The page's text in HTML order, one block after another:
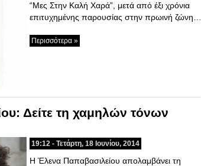
“Μες Στην Καλή Χαρά”, μετά από έξι χρόνια
επιτυχημένης παρουσίας στην πρωινή ζώνη…
Περισσότερα »
Δείτε τη χαμηλών τόνων
19:12 - Τετάρτη, 18 Ιουνίου, 2014
Η Έλενα Παπαβασιλείου απολαμβάνει τη